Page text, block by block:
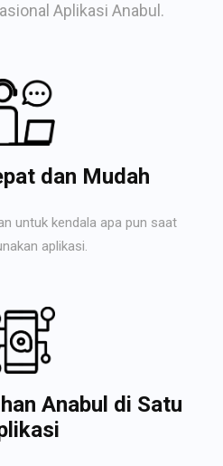
Aplikasi Anabul.
dan Mudah
untuk kendala apa pun saat
aplikasi.
Anabul di Satu